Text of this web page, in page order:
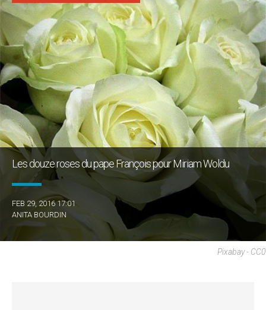
Les douze roses du pape François pour Miriam Woldu
FEB 29, 2016 17:01
ANITA BOURDIN
Pixabay - CC0